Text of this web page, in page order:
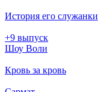
История его служанки
+9 выпуск
Шоу Воли
Кровь за кровь